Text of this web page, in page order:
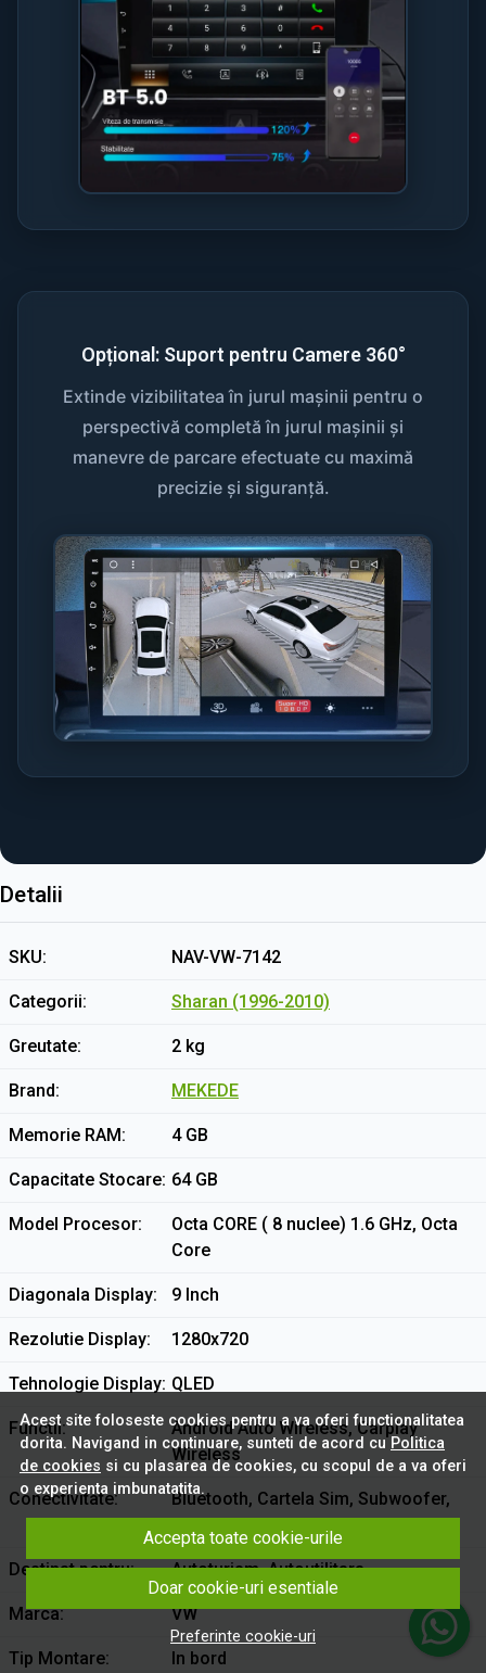
Opțional: Suport pentru Camere 360°
Extinde vizibilitatea în jurul mașinii pentru o
perspectivă completă în jurul mașinii și
manevre de parcare efectuate cu maximă
precizie și siguranță.
Detalii
SKU NAV-VW-7142
Categorii Sharan (1996-2010)
Greutate 2 kg
Brand MEKEDE
Memorie RAM 4 GB
Capacitate Stocare 64 GB
Model Procesor
Octa CORE ( 8 nuclee) 1.6 GHz, Octa
Core
Diagonala Display 9 Inch
Rezolutie Display 1280x720
Tehnologie Display QLED
Functii
Android Auto Wireless, Carplay
Wireless
Conectivitate
Bluetooth, Cartela Sim, Subwoofer,
USB, Wi-Fi
Destinat pentru Autoturism, Autoutilitara
Marca VW
Tip Montare In bord
Acest site foloseste cookies pentru a va oferi functionalitatea
dorita. Navigand in continuare, sunteti de acord cu Politica
de cookies si cu plasarea de cookies, cu scopul de a va oferi
o experienta imbunatatita.
Accepta toate cookie-urile
Doar cookie-uri esentiale
Preferinte cookie-uri